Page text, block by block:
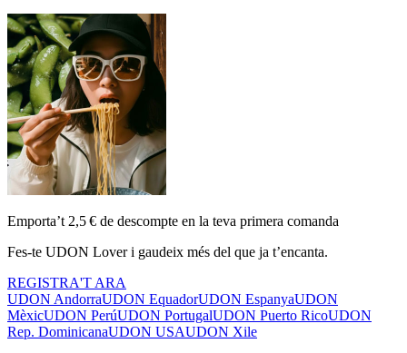
Emporta’t 2,5 € de descompte en la teva primera comanda
Fes-te UDON Lover i gaudeix més del que ja t’encanta.
REGISTRA'T ARA
UDON AndorraUDON EquadorUDON EspanyaUDON
MèxicUDON PerúUDON PortugalUDON Puerto RicoUDON
Rep. DominicanaUDON USAUDON Xile